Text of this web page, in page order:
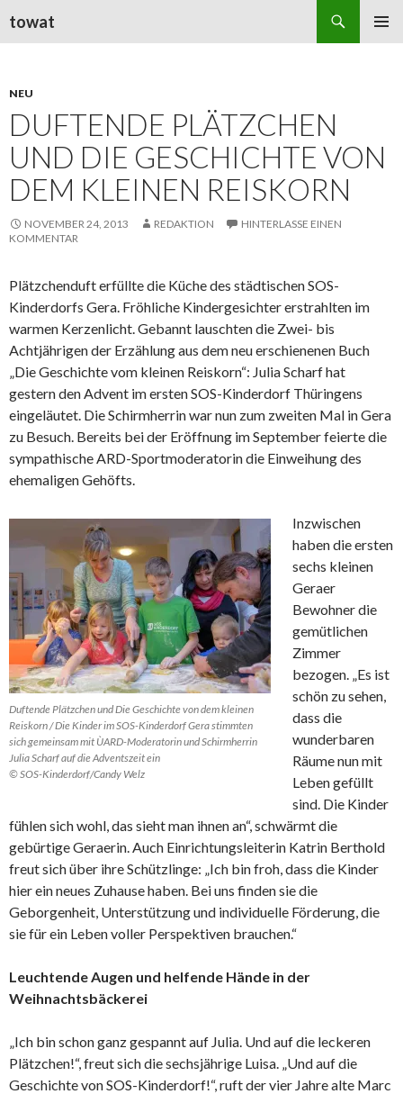
towat
NEU
DUFTENDE PLÄTZCHEN
UND DIE GESCHICHTE VON
DEM KLEINEN REISKORN
NOVEMBER 24, 2013 REDAKTION
HINTERLASSE EINEN
KOMMENTAR
Plätzchenduft erfüllte die Küche des städtischen SOS-
Kinderdorfs Gera. Fröhliche Kindergesichter erstrahlten im
warmen Kerzenlicht. Gebannt lauschten die Zwei- bis
Achtjährigen der Erzählung aus dem neu erschienenen Buch
„Die Geschichte vom kleinen Reiskorn“: Julia Scharf hat
gestern den Advent im ersten SOS-Kinderdorf Thüringens
eingeläutet. Die Schirmherrin war nun zum zweiten Mal in Gera
zu Besuch. Bereits bei der Eröffnung im September feierte die
sympathische ARD-Sportmoderatorin die Einweihung des
ehemaligen Gehöfts.
Duftende Plätzchen und Die Geschichte von dem kleinen
Reiskorn / Die Kinder im SOS-Kinderdorf Gera stimmten
sich gemeinsam mit ÙARD-Moderatorin und Schirmherrin
Julia Scharf auf die Adventszeit ein
© SOS-Kinderdorf/Candy Welz
Inzwischen
haben die ersten
sechs kleinen
Geraer
Bewohner die
gemütlichen
Zimmer
bezogen. „Es ist
schön zu sehen,
dass die
wunderbaren
Räume nun mit
Leben gefüllt
sind. Die Kinder
fühlen sich wohl, das sieht man ihnen an“, schwärmt die
gebürtige Geraerin. Auch Einrichtungsleiterin Katrin Berthold
freut sich über ihre Schützlinge: „Ich bin froh, dass die Kinder
hier ein neues Zuhause haben. Bei uns finden sie die
Geborgenheit, Unterstützung und individuelle Förderung, die
sie für ein Leben voller Perspektiven brauchen.“
Leuchtende Augen und helfende Hände in der
Weihnachtsbäckerei
„Ich bin schon ganz gespannt auf Julia. Und auf die leckeren
Plätzchen!“, freut sich die sechsjährige Luisa. „Und auf die
Geschichte von SOS-Kinderdorf!“, ruft der vier Jahre alte Marc